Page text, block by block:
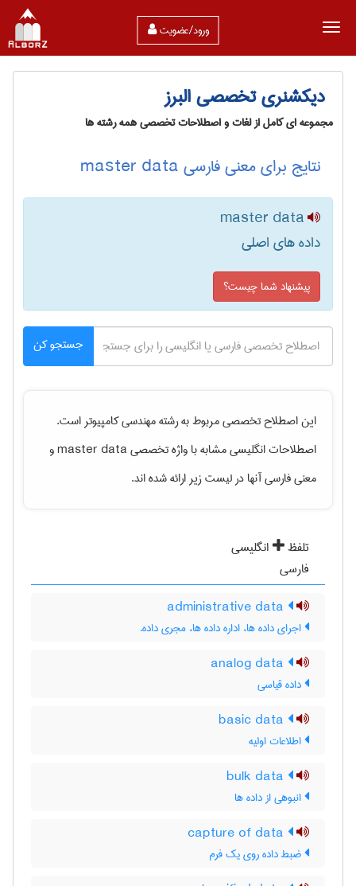
ورود/عضویت
دیکشنری تخصصی البرز
مجموعه ای کامل از لغات و اصطلاحات تخصصی همه رشته ها
نتایج برای معنی فارسی master data
master data
داده های اصلی
پیشنهاد شما چیست؟
جستجو کن
این اصطلاح تخصصی مربوط به رشتهمهندسی كامپيوتراست.
اصطلاحات انگلیسی مشابه با واژه تخصصیmaster dataو
معنی فارسی آنها در لیست زیر ارائه شده اند.
تلفظ
انگلیسی
فارسی
اجرای داده ها، اداره داده ها، مجری داده.
داده قیاسی
اطلاعات اولیه
انبوهی از داده ها
ضبط داده روی یک فرم